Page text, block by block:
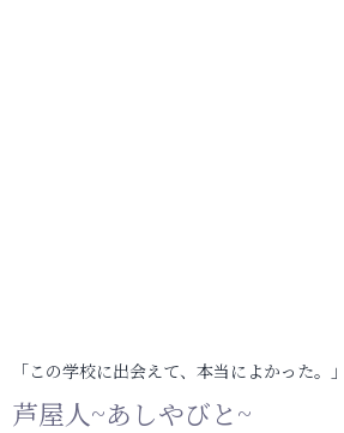
「この学校に出会えて、本当によかった。」
芦屋人~あしやびと~